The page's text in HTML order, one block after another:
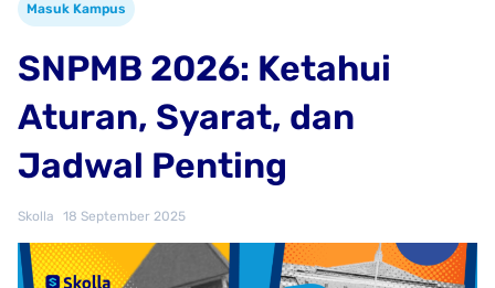
Masuk Kampus
SNPMB 2026: Ketahui
Aturan, Syarat, dan
Jadwal Penting
Skolla 18 September 2025